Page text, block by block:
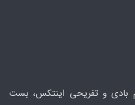
بادی و تفریحی اینتکس، بست